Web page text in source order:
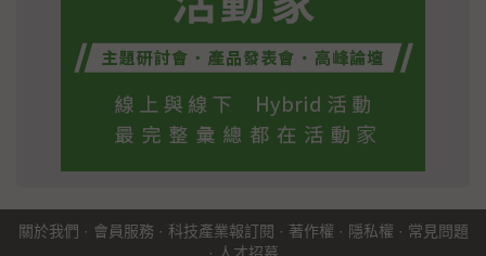
關於我們 · 會員服務 · 科技產業報訂閱 · 著作權 · 隱私權 · 常見問題